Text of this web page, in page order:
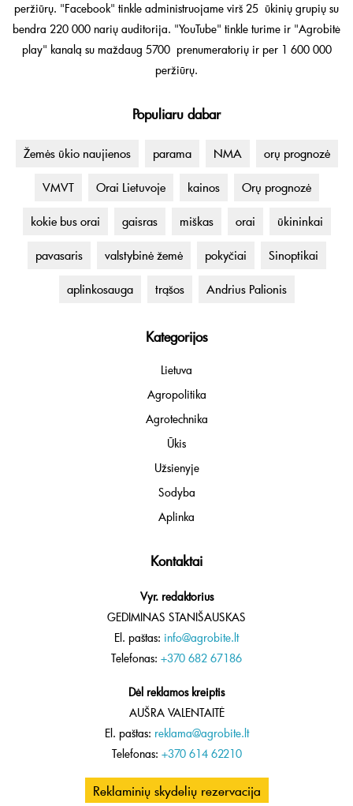
peržiūrų. "Facebook" tinkle administruojame virš 25 ūkinių grupių su
bendra 220 000 narių auditorija. "YouTube" tinkle turime ir "Agrobitė
play" kanalą su maždaug 5700 prenumeratorių ir per 1 600 000
peržiūrų.
Populiaru dabar
Žemės ūkio naujienos parama NMA orų prognozė
VMVT Orai Lietuvoje kainos Orų prognozė
kokie bus orai gaisras miškas orai ūkininkai
pavasaris valstybinė žemė pokyčiai Sinoptikai
aplinkosauga trąšos Andrius Palionis
Kategorijos
Lietuva
Agropolitika
Agrotechnika
Ūkis
Užsienyje
Sodyba
Aplinka
Kontaktai
Vyr. redaktorius
GEDIMINAS STANIŠAUSKAS
El. paštas: info@agrobite.lt
Telefonas: +370 682 67186
Dėl reklamos kreiptis
AUŠRA VALENTAITĖ
El. paštas: reklama@agrobite.lt
Telefonas: +370 614 62210
Reklaminių skydelių rezervacija